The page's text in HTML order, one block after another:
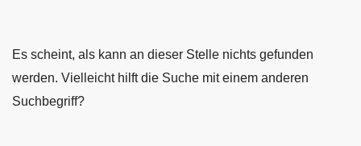
Es scheint, als kann an dieser Stelle nichts gefunden
werden. Vielleicht hilft die Suche mit einem anderen
Suchbegriff?